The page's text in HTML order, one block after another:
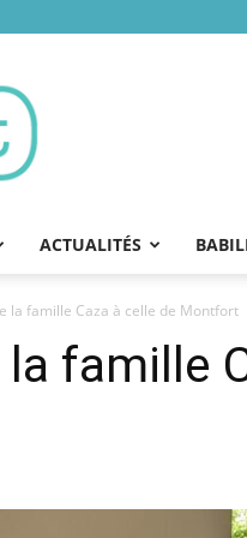
ACTUALITÉS
la famille Caza à celle de Montfort
famille